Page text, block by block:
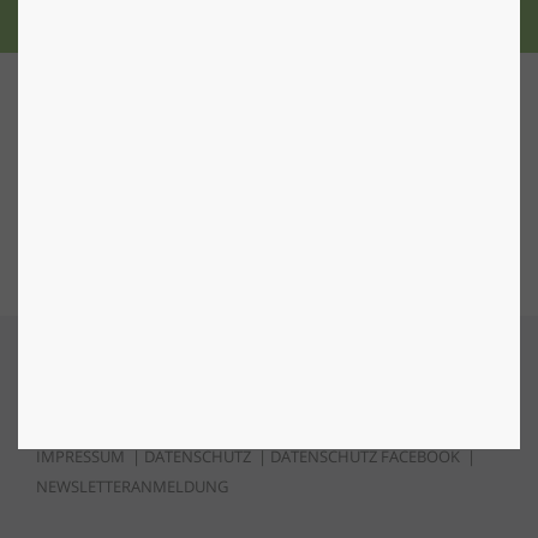
IMPRESSUM|DATENSCHUTZ|DATENSCHUTZ FACEBOOK|
NEWSLETTERANMELDUNG